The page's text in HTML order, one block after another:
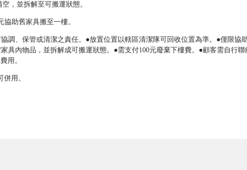
，並拆解至可搬運狀態。
協助舊家具搬至一樓。
調、保管或清潔之責任。●放置位置以轄區清潔隊可回收位置為準。●僅限協
具內物品，並拆解成可搬運狀態。●需支付100元廢棄下樓費。●顧客需自行
用。
用。